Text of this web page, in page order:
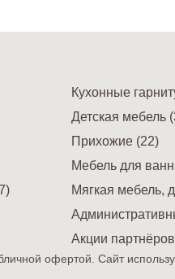
Кухонные
Детская мебель
Прихожие (22)
Мебель для
Мягкая мебель,
Акции
офертой. Сайт